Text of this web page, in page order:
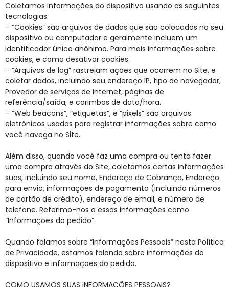
Coletamos informações do dispositivo usando as seguintes
tecnologias:
– “Cookies” são arquivos de dados que são colocados no seu
dispositivo ou computador e geralmente incluem um
identificador único anônimo. Para mais informações sobre
cookies, e como desativar cookies.
– “Arquivos de log” rastreiam ações que ocorrem no Site, e
coletar dados, incluindo seu endereço IP, tipo de navegador,
Provedor de serviços de Internet, páginas de
referência/saída, e carimbos de data/hora.
– “Web beacons”, “etiquetas”, e “pixels” são arquivos
eletrônicos usados ​​para registrar informações sobre como
você navega no Site.
Além disso, quando você faz uma compra ou tenta fazer
uma compra através do Site, coletamos certas informações
suas, incluindo seu nome, Endereço de Cobrança, Endereço
para envio, informações de pagamento (incluindo números
de cartão de crédito), endereço de email, e número de
telefone. Referimo-nos a essas informações como
“Informações do pedido”.
Quando falamos sobre “Informações Pessoais” nesta Política
de Privacidade, estamos falando sobre informações do
dispositivo e informações do pedido.